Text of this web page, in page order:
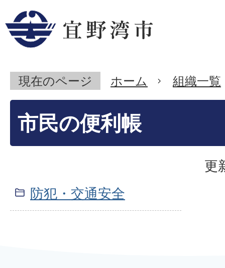
現在のページ ホーム 組織一覧
市民の便利帳
更
防犯・交通安全